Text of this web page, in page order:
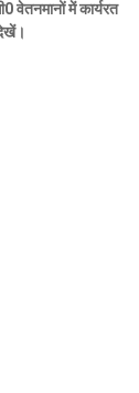
वेतनमानों में कार्यरत